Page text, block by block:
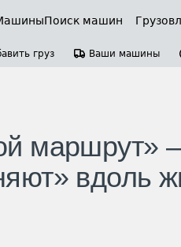
Поиск машин
груз Ваши машины
маршрут»
вдоль